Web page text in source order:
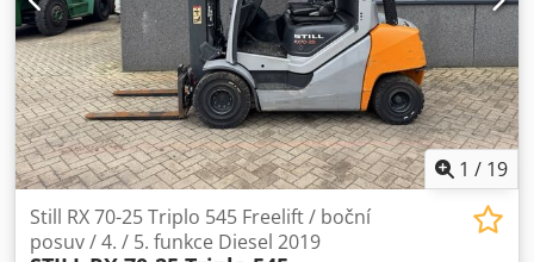
výhodnou dopravu. Leasing s možností odkupu je obecně
možný! Jsme oficiálním partnerem společnosti
Jungheinrich. Dksdpfxjy Dwfxe Aafer Boční posuv, 3. ventil,
pracovní světlomety vzadu, pracovní světlomety vpředu,
topení, schválení STVZO, celokabina, klimatizace, CE
certifikát, mini páka.
1 / 19
Still RX 70-25 Triplo 545 Freelift / boční
posuv / 4. / 5. funkce Diesel 2019